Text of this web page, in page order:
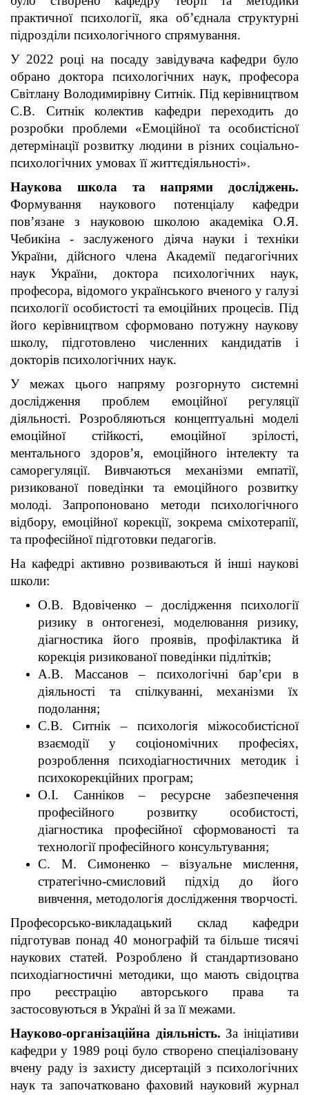
практичної психології, яка об’єднала структурні
підрозділи психологічного спрямування.
У 2022 році на посаду завідувача кафедри було
обрано доктора психологічних наук, професора
Світлану Володимирівну Ситнік. Під керівництвом
С.В. Ситнік колектив кафедри переходить до
розробки проблеми «Емоційної та особистісної
детермінації розвитку людини в різних соціально-
психологічних умовах її життєдіяльності».
Наукова школа та напрями досліджень.
Формування наукового потенціалу кафедри
пов’язане з науковою школою академіка О.Я.
Чебикіна - заслуженого діяча науки і техніки
України, дійсного члена Академії педагогічних
наук України, доктора психологічних наук,
професора, відомого українського вченого у галузі
психології особистості та емоційних процесів. Під
його керівництвом сформовано потужну наукову
школу, підготовлено численних кандидатів і
докторів психологічних наук.
У межах цього напряму розгорнуто системні
дослідження проблем емоційної регуляції
діяльності. Розробляються концептуальні моделі
емоційної стійкості, емоційної зрілості,
ментального здоров’я, емоційного інтелекту та
саморегуляції. Вивчаються механізми емпатії,
ризикованої поведінки та емоційного розвитку
молоді. Запропоновано методи психологічного
відбору, емоційної корекції, зокрема сміхотерапії,
та професійної підготовки педагогів.
На кафедрі активно розвиваються й інші наукові
школи:
О.В. Вдовіченко – дослідження психології
ризику в онтогенезі, моделювання ризику,
діагностика його проявів, профілактика й
корекція ризикованої поведінки підлітків;
А.В. Массанов – психологічні бар’єри в
діяльності та спілкуванні, механізми їх
подолання;
С.В. Ситнік – психологія міжособистісної
взаємодії у соціономічних професіях,
розроблення психодіагностичних методик і
психокорекційних програм;
О.І. Санніков – ресурсне забезпечення
професійного розвитку особистості,
діагностика професійної сформованості та
технології професійного консультування;
С. М. Симоненко – візуальне мислення,
стратегічно-смисловий підхід до його
вивчення, методологія дослідження творчості.
Професорсько-викладацький склад кафедри
підготував понад 40 монографій та більше тисячі
наукових статей. Розроблено й стандартизовано
психодіагностичні методики, що мають свідоцтва
про реєстрацію авторського права та
застосовуються в Україні й за її межами.
Науково-організаційна діяльність. За ініціативи
кафедри у 1989 році було створено спеціалізовану
вчену раду із захисту дисертацій з психологічних
наук та започатковано фаховий науковий журнал